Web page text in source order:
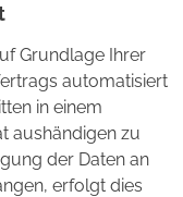
Grundlage Ihrer
automatisiert
in einem
aushändigen zu
der Daten an
erfolgt dies